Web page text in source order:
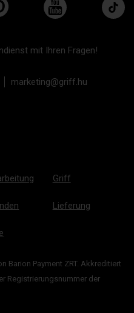
mit Ihren Fragen!
marketing@griff.hu
Griff
Lieferung
Barion Payment ZRT. Akkreditiert
Registrierungsnummer der